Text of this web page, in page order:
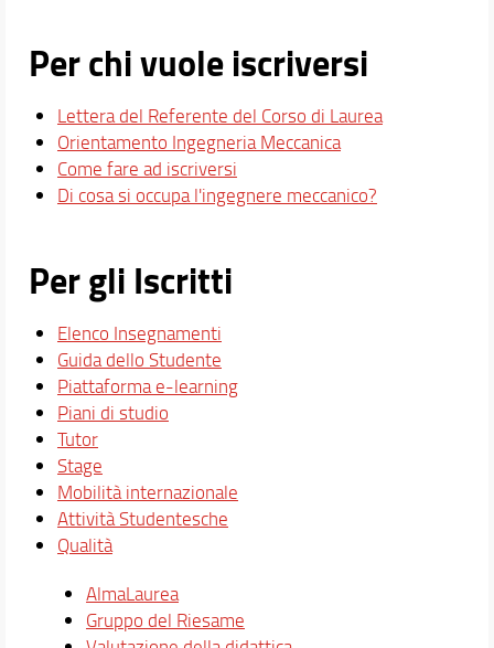
Per chi vuole iscriversi
Lettera del Referente del Corso di Laurea
Orientamento Ingegneria Meccanica
Come fare ad iscriversi
Di cosa si occupa l'ingegnere meccanico?
Per gli Iscritti
Elenco Insegnamenti
Guida dello Studente
Piattaforma e-learning
Piani di studio
Tutor
Stage
Mobilità internazionale
Attività Studentesche
Qualità
AlmaLaurea
Gruppo del Riesame